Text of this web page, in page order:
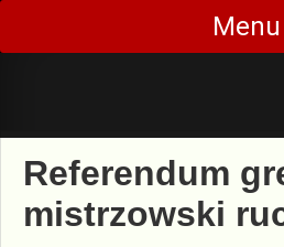
Skip
content
Menu
Referendum
mistrzowski